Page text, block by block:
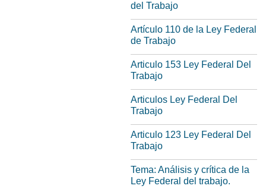
del Trabajo
Artículo 110 de la Ley Federal
de Trabajo
Articulo 153 Ley Federal Del
Trabajo
Articulos Ley Federal Del
Trabajo
Articulo 123 Ley Federal Del
Trabajo
Tema: Análisis y crítica de la
Ley Federal del trabajo.